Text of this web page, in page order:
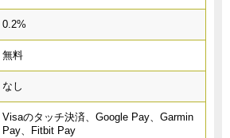
0.2%
無料
なし
Visaのタッチ決済、Google Pay、Garmin
Pay、Fitbit Pay